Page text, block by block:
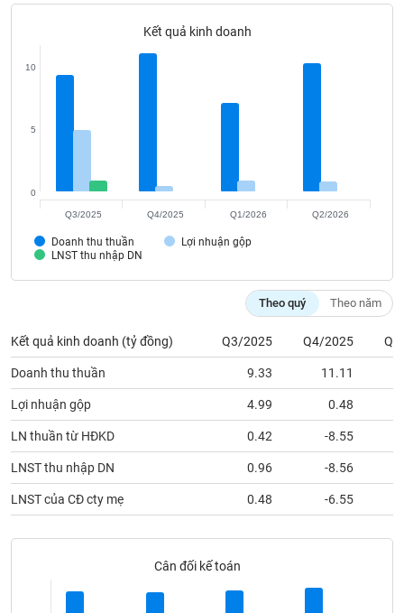
Kết quả kinh doanh
Doanh thu thuần
Lợi nhuận gộp
LNST thu nhập DN
0
5
10
Q3/2025 Q4/2025 Q1/2026 Q2/2026
Theo quý Theo năm
Kết quả kinh doanh (tỷ đồng) Q3/2025 Q4/2025
Doanh thu thuần 9.33 11.11
Lợi nhuận gộp 4.99 0.48
LN thuần từ HĐKD 0.42 -8.55
LNST thu nhập DN 0.96 -8.56
LNST của CĐ cty mẹ 0.48 -6.55
Cân đối kế toán
đạo
(-)
Người liên quan
Bài
viết
của
tác
cáo
phân
tích
(-)
ngữ
(-)